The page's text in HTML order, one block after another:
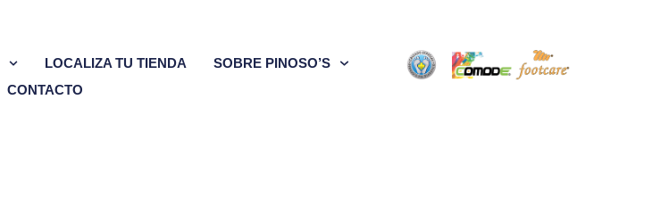
LOCALIZA TU TIENDA
SOBRE PINOSO’S
CONTACTO